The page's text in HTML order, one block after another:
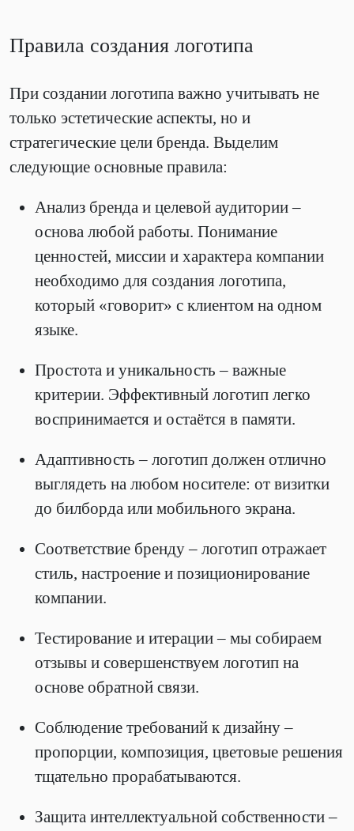
Правила создания логотипа
При создании логотипа важно учитывать не
только эстетические аспекты, но и
стратегические цели бренда. Выделим
следующие основные правила:
Анализ бренда и целевой аудитории –
основа любой работы. Понимание
ценностей, миссии и характера компании
необходимо для создания логотипа,
который «говорит» с клиентом на одном
языке.
Простота и уникальность – важные
критерии. Эффективный логотип легко
воспринимается и остаётся в памяти.
Адаптивность – логотип должен отлично
выглядеть на любом носителе: от визитки
до билборда или мобильного экрана.
Соответствие бренду – логотип отражает
стиль, настроение и позиционирование
компании.
Тестирование и итерации – мы собираем
отзывы и совершенствуем логотип на
основе обратной связи.
Соблюдение требований к дизайну –
пропорции, композиция, цветовые решения
тщательно прорабатываются.
Защита интеллектуальной собственности –